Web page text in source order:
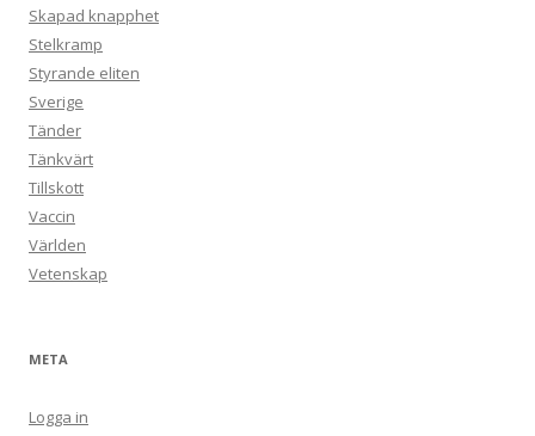
Skapad knapphet
Stelkramp
Styrande eliten
Sverige
Tänder
Tänkvärt
Tillskott
Vaccin
Världen
Vetenskap
META
Logga in